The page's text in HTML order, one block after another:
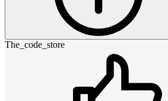
The_code_store